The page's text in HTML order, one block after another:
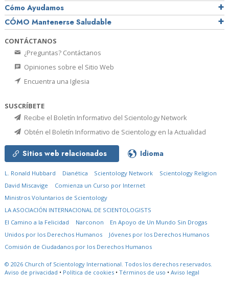
Cómo Ayudamos
CÓMO Mantenerse Saludable
CONTÁCTANOS
¿Preguntas? Contáctanos
Opiniones sobre el Sitio Web
Encuentra una Iglesia
SUSCRÍBETE
Recibe el Boletín Informativo del Scientology Network
Obtén el Boletín Informativo de Scientology en la Actualidad
Sitios web relacionados Idioma
L. Ronald Hubbard Dianética Scientology Network
Scientology Religion
David Miscavige
Comienza un Curso por Internet
Ministros Voluntarios de Scientology
LA ASOCIACIÓN INTERNACIONAL DE SCIENTOLOGISTS
El Camino a la Felicidad
Narconon
En Apoyo de Un Mundo Sin Drogas
Unidos por los Derechos Humanos
Jóvenes por los Derechos Humanos
Comisión de Ciudadanos por los Derechos Humanos
© 2026 Church of Scientology International. Todos los derechos reservados.
Aviso de privacidad • Política de cookies • Términos de uso • Aviso legal